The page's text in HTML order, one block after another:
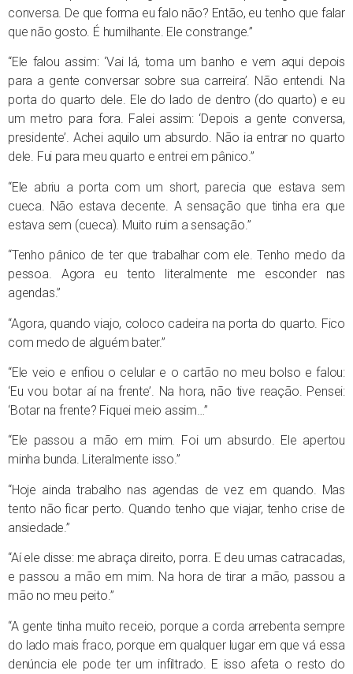
conversa. De que forma eu falo não? Então, eu tenho que falar
que não gosto. É humilhante. Ele constrange.”
“Ele falou assim: ‘Vai lá, toma um banho e vem aqui depois
para a gente conversar sobre sua carreira’. Não entendi. Na
porta do quarto dele. Ele do lado de dentro (do quarto) e eu
um metro para fora. Falei assim: ‘Depois a gente conversa,
presidente’. Achei aquilo um absurdo. Não ia entrar no quarto
dele. Fui para meu quarto e entrei em pânico.”
“Ele abriu a porta com um short, parecia que estava sem
cueca. Não estava decente. A sensação que tinha era que
estava sem (cueca). Muito ruim a sensação.”
“Tenho pânico de ter que trabalhar com ele. Tenho medo da
pessoa. Agora eu tento literalmente me esconder nas
agendas.”
“Agora, quando viajo, coloco cadeira na porta do quarto. Fico
com medo de alguém bater.”
“Ele veio e enfiou o celular e o cartão no meu bolso e falou:
‘Eu vou botar aí na frente’. Na hora, não tive reação. Pensei:
‘Botar na frente? Fiquei meio assim…”
“Ele passou a mão em mim. Foi um absurdo. Ele apertou
minha bunda. Literalmente isso.”
“Hoje ainda trabalho nas agendas de vez em quando. Mas
tento não ficar perto. Quando tenho que viajar, tenho crise de
ansiedade.”
“Aí ele disse: me abraça direito, porra. E deu umas catracadas,
e passou a mão em mim. Na hora de tirar a mão, passou a
mão no meu peito.”
“A gente tinha muito receio, porque a corda arrebenta sempre
do lado mais fraco, porque em qualquer lugar em que vá essa
denúncia ele pode ter um infiltrado. E isso afeta o resto do